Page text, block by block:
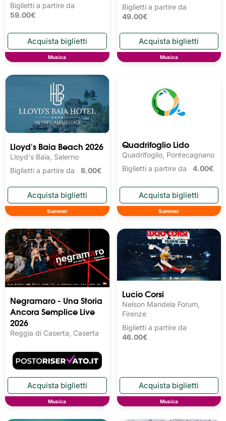
Biglietti a partire da
59.00€
Musica
Biglietti a partire da
49.00€
Musica
Lloyd's Baia Beach 2026
Lloyd's Baia, Salerno
Biglietti a partire da 8.00€
Summer
Quadrifoglio Lido
Quadrifoglio, Pontecagnano
Biglietti a partire da 4.00€
Summer
Negramaro - Una Storia
Ancora Semplice Live
2026
Reggia di Caserta, Caserta
Musica
Lucio Corsi
Nelson Mandela Forum,
Firenze
Biglietti a partire da
46.00€
Musica